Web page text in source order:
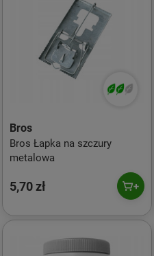
Bros
Bros Łapka na szczury
metalowa
5,70 zł